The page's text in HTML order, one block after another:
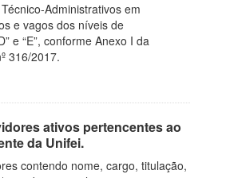
Administrativos em
e vagos dos níveis de
e “E”, conforme Anexo I da
316/2017.
ativos pertencentes ao
da Unifei.
contendo nome, cargo, titulação,